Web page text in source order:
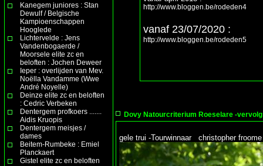
Kanegem juniores : Stan
Dewulf / Belgische
Kampioenschappen
Hooglede
Lichtervelde : Jens
Vandenbogaerde /
Moorsele elite zc en
beloften : Jochen Deweer
Ieper : overlijden van Mev.
Noëlla Vandamme (Wwe
André Noyelle)
Deinze elite zc en beloften
: Cedric Verbeken
Dentergem profkoers .......
Aidis Kruopis
Dentergem meisjes /
dames
Beitem-Rumbeke : Emiel
Planckaert
Gistel elite zc en beloften
http://www.bloggen.be/rodeden4
vanaf 23/07/2020 :
http://www.bloggen.be/rodeden5
Dovy Natourcriterium Roeselare -
gele trui -Tourwinnaar christopher froome